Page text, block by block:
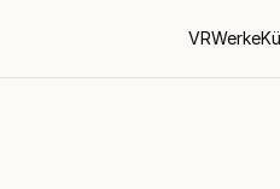
VRWerke